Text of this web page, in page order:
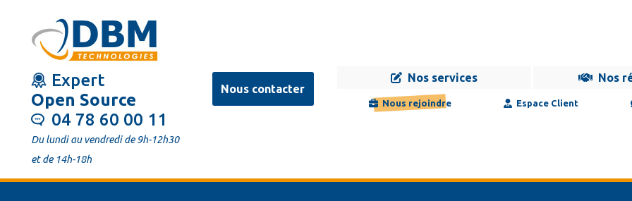
principal
Expert
Open Source
04 78 60 00 11
Du lundi au vendredi de 9h-12h30
et de 14h-18h
Nous contacter
Navigation
Nos services
Nos
Nous rejoindre Espace Client